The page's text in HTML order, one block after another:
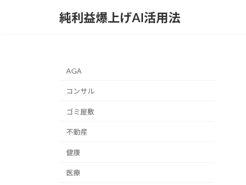
純利益爆上げAI活用法
AGA
コンサル
ゴミ屋敷
不動産
健康
医療